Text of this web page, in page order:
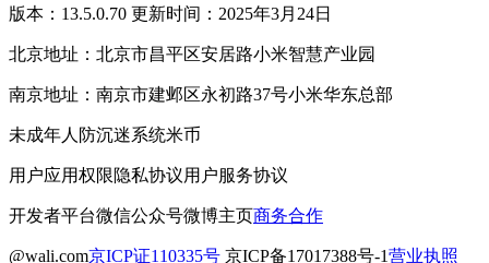
版本：13.5.0.70 更新时间：2025年3月24日
北京地址：北京市昌平区安居路小米智慧产业园
南京地址：南京市建邺区永初路37号小米华东总部
未成年人防沉迷系统米币
用户应用权限隐私协议用户服务协议
开发者平台微信公众号微博主页商务合作
@wali.com京ICP证110335号 京ICP备17017388号-1营业执照